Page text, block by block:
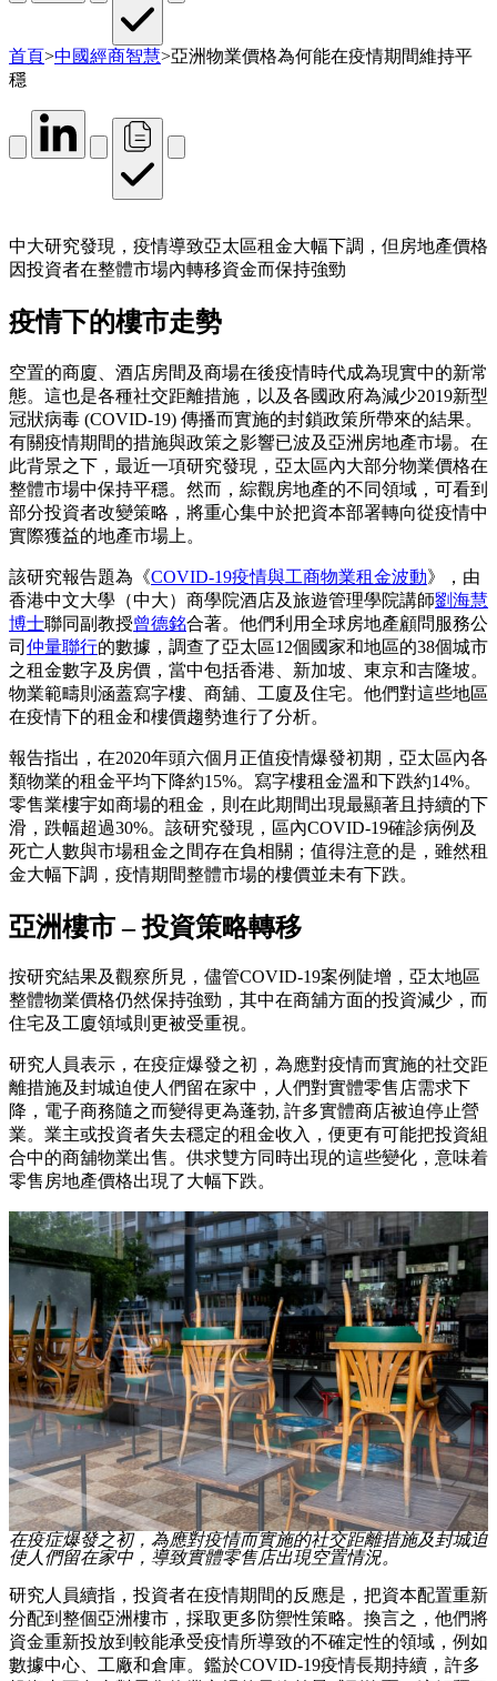
首頁>中國經商智慧>亞洲物業價格為何能在疫情期間維持平
穩
中大研究發現，疫情導致亞太區租金大幅下調，但房地產價格
因投資者在整體市場內轉移資金而保持強勁
疫情下的樓市走勢
空置的商廈、酒店房間及商場在後疫情時代成為現實中的新常
態。這也是各種社交距離措施，以及各國政府為減少2019新型
冠狀病毒 (COVID-19) 傳播而實施的封鎖政策所帶來的結果。
有關疫情期間的措施與政策之影響已波及亞洲房地產市場。在
此背景之下，最近一項研究發現，亞太區內大部分物業價格在
整體市場中保持平穩。然而，綜觀房地產的不同領域，可看到
部分投資者改變策略，將重心集中於把資本部署轉向從疫情中
實際獲益的地產市場上。
該研究報告題為《COVID-19疫情與工商物業租金波動》，由
香港中文大學（中大）商學院酒店及旅遊管理學院講師劉海慧
博士聯同副教授曾德銘合著。他們利用全球房地產顧問服務公
司 仲量聯行的數據，調查了亞太區12個國家和地區的38個城市
之租金數字及房價，當中包括香港、新加坡、東京和吉隆坡。
物業範疇則涵蓋寫字樓、商舖、工廈及住宅。他們對這些地區
在疫情下的租金和樓價趨勢進行了分析。
報告指出，在2020年頭六個月正值疫情爆發初期，亞太區內各
類物業的租金平均下降約15%。寫字樓租金溫和下跌約14%。
零售業樓宇如商場的租金，則在此期間出現最顯著且持續的下
滑，跌幅超過30%。該研究發現，區內COVID-19確診病例及
死亡人數與市場租金之間存在負相關；值得注意的是，雖然租
金大幅下調，疫情期間整體市場的樓價並未有下跌。
亞洲樓市 – 投資策略轉移
按研究結果及觀察所見，儘管COVID-19案例陡增，亞太地區
整體物業價格仍然保持強勁，其中在商舖方面的投資減少，而
住宅及工廈領域則更被受重視。
研究人員表示，在疫症爆發之初，為應對疫情而實施的社交距
離措施及封城迫使人們留在家中，人們對實體零售店需求下
降，電子商務隨之而變得更為蓬勃, 許多實體商店被迫停止營
業。業主或投資者失去穩定的租金收入，便更有可能把投資組
合中的商舖物業出售。供求雙方同時出現的這些變化，意味着
零售房地產價格出現了大幅下跌。
在疫症爆發之初，為應對疫情而實施的社交距離措施及封城迫
使人們留在家中，導致實體零售店出現空置情況。
研究人員續指，投資者在疫情期間的反應是，把資本配置重新
分配到整個亞洲樓市，採取更多防禦性策略。換言之，他們將
資金重新投放到較能承受疫情所導致的不確定性的領域，例如
數據中心、工廠和倉庫。鑑於COVID-19疫情長期持續，許多